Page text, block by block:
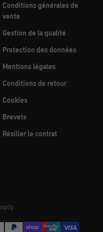
Conditions générales de
vente
Gestion de la qualité
Protection des données
Mentions légales
Conditions de retour
Cookies
Brevets
Résilier le contrat